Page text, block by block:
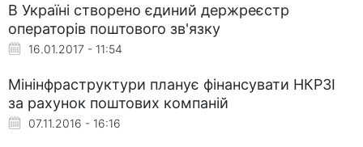
В Україні створено єдиний держреєстр
операторів поштового зв'язку
16.01.2017 - 11:54
Мінінфраструктури планує фінансувати НКРЗІ
за рахунок поштових компаній
07.11.2016 - 16:16